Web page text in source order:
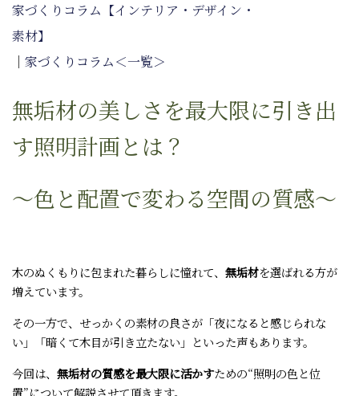
家づくりコラム【インテリア・デザイン・
素材】
｜ 家づくりコラム＜一覧＞
無垢材の美しさを最大限に引き出
す照明計画とは？
〜色と配置で変わる空間の質感〜
木のぬくもりに包まれた暮らしに憧れて、 無垢材を選ばれる方が
増えています。
その一方で、せっかくの素材の良さが「夜になると感じられな
い」「暗くて木目が引き立たない」といった声もあります。
今回は、 無垢材の質感を最大限に活かすための“照明の色と位
置”について解説させて頂きます。